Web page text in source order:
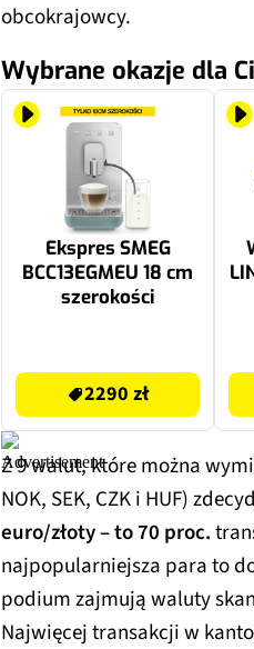
obcokrajowcy.
Wybrane okazje dla
Ekspres SMEG
BCC13EGMEU 18 cm
szerokości
2290 zł
Z 9 walut, które można
NOK, SEK, CZK i HUF)
euro/złoty – to 70 proc.
najpopularniejsza para to
podium zajmują waluty
Najwięcej transakcji w